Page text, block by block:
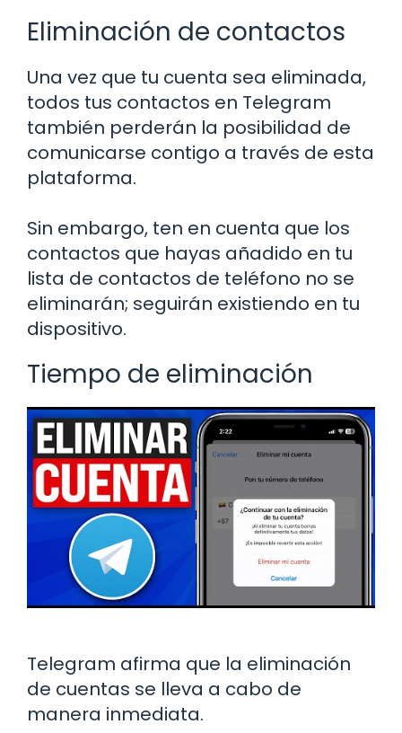
Eliminación de contactos
Una vez que tu cuenta sea eliminada,
todos tus contactos en Telegram
también perderán la posibilidad de
comunicarse contigo a través de esta
plataforma.
Sin embargo, ten en cuenta que los
contactos que hayas añadido en tu
lista de contactos de teléfono no se
eliminarán; seguirán existiendo en tu
dispositivo.
Tiempo de eliminación
Telegram afirma que la eliminación
de cuentas se lleva a cabo de
manera inmediata.